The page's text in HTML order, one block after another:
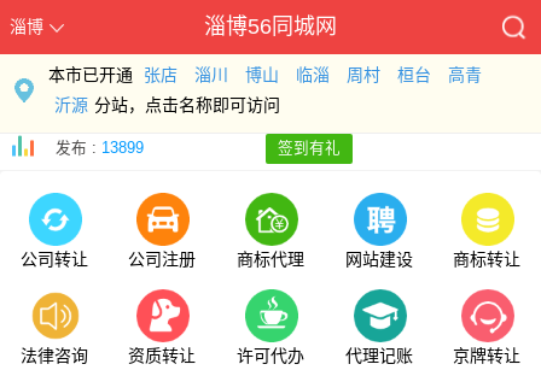
淄博 淄博56同城网
本市已开通 张店 淄川 博山 临淄 周村 桓台
高青
沂源 分站，点击名称即可访问
发布 : 13899 签到有礼
公司转让 公司注册 商标代理 网站建设 商标转让
法律咨询 资质转让 许可代办 代理记账 京牌转让